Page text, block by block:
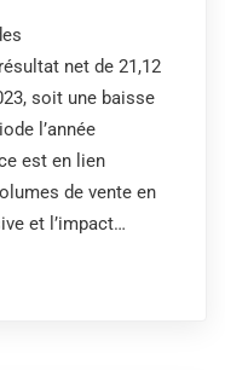
net de 21,12
soit une baisse
l’année
est en lien
de vente en
et l’impact…